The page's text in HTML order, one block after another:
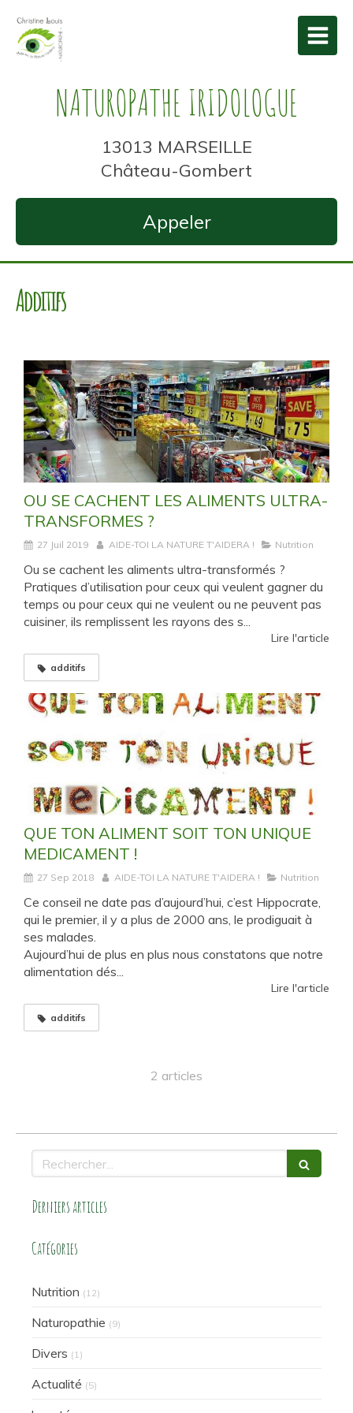
NATUROPATHE IRIDOLOGUE
13013 MARSEILLE
Château-Gombert
Appeler
Additifs
OU SE CACHENT LES ALIMENTS ULTRA-
TRANSFORMES ?
27 Juil 2019 AIDE-TOI LA NATURE T'AIDERA ! Nutrition
Ou se cachent les aliments ultra-transformés ?
Pratiques d’utilisation pour ceux qui veulent gagner du
temps ou pour ceux qui ne veulent ou ne peuvent pas
cuisiner, ils remplissent les rayons des s...
Lire l'article
additifs
QUE TON ALIMENT SOIT TON UNIQUE
MEDICAMENT !
27 Sep 2018 AIDE-TOI LA NATURE T'AIDERA ! Nutrition
Ce conseil ne date pas d’aujourd’hui, c’est Hippocrate,
qui le premier, il y a plus de 2000 ans, le prodiguait à
ses malades.
Aujourd’hui de plus en plus nous constatons que notre
alimentation dés...
Lire l'article
additifs
2 articles
Rechercher
Derniers articles
Catégories
Nutrition (12)
Naturopathie (9)
Divers (1)
Actualité (5)